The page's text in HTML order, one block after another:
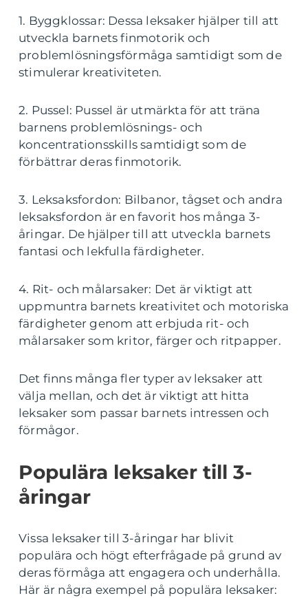
1. Byggklossar: Dessa leksaker hjälper till att
utveckla barnets finmotorik och
problemlösningsförmåga samtidigt som de
stimulerar kreativiteten.
2. Pussel: Pussel är utmärkta för att träna
barnens problemlösnings- och
koncentrationsskills samtidigt som de
förbättrar deras finmotorik.
3. Leksaksfordon: Bilbanor, tågset och andra
leksaksfordon är en favorit hos många 3-
åringar. De hjälper till att utveckla barnets
fantasi och lekfulla färdigheter.
4. Rit- och målarsaker: Det är viktigt att
uppmuntra barnets kreativitet och motoriska
färdigheter genom att erbjuda rit- och
målarsaker som kritor, färger och ritpapper.
Det finns många fler typer av leksaker att
välja mellan, och det är viktigt att hitta
leksaker som passar barnets intressen och
förmågor.
Populära leksaker till 3-
åringar
Vissa leksaker till 3-åringar har blivit
populära och högt efterfrågade på grund av
deras förmåga att engagera och underhålla.
Här är några exempel på populära leksaker: